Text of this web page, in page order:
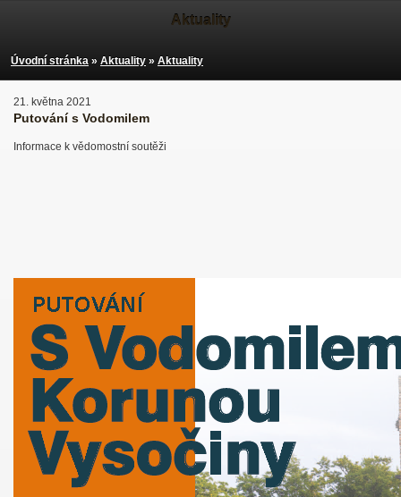
Aktuality
Úvodní stránka » Aktuality » Aktuality
21. května 2021
Putování s Vodomilem
Informace k vědomostní soutěži